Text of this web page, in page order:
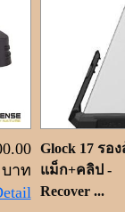
บาท
Glock 17 รอ
แม็ก+คลิป -
Recover ...